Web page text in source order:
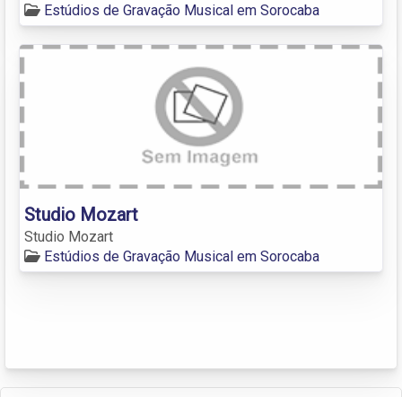
Estúdios de Gravação Musical em Sorocaba
Studio Mozart
Studio Mozart
Estúdios de Gravação Musical em Sorocaba